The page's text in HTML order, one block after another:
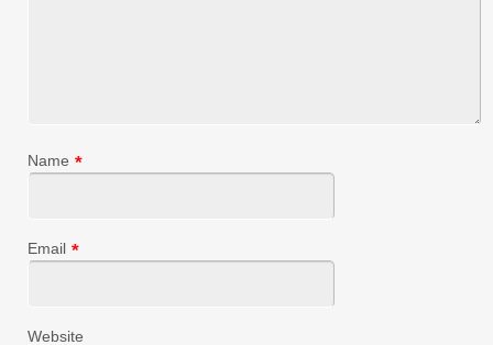
Name *
Email *
Website